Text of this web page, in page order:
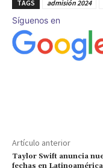
TAGS admisión 2024
Síguenos en
Artículo anterior
Taylor Swift anuncia
fechas en